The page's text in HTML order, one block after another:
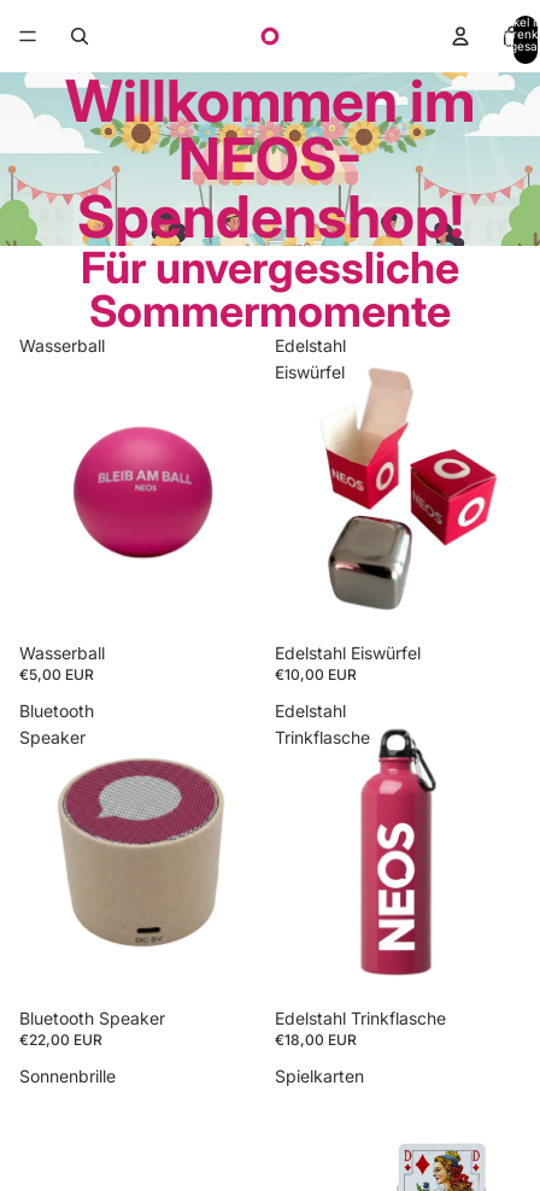
Artikel
Willkommen im
NEOS-
Spendenshop!
Für unvergessliche
Sommermomente
Wasserball
Wasserball
€5,00 EUR
Edelstahl
Eiswürfel
Edelstahl Eiswürfel
€10,00 EUR
Bluetooth
Speaker
Bluetooth Speaker
€22,00 EUR
Edelstahl
Trinkflasche
Edelstahl Trinkflasche
€18,00 EUR
Sonnenbrille Spielkarten